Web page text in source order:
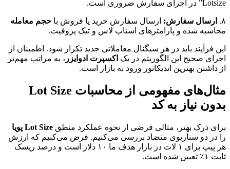
Lotsize” در اجرای سفارش ضروری است.
۸. ارسال سفارش: ارسال سفارش خرید یا فروش با حجم معامله
محاسبه شده و پارامترهای استاپ لاس و تیک پروفیت.
این فرآیند باید در هر سیگنال معاملاتی جدید تکرار شود. اطمینان از
اجرای صحیح این الگوریتم در یک اکسپرت ادوایزر ، به مراتب مهم‌تر
از داشتن بهترین اندیکاتور ورود به بازار است.
مثال‌های مفهومی از محاسبات Lot Size
بدون نیاز به کد
برای درک بهتر، مثالی فرضی از نحوه عملکرد منطق Lot Size پویا
را در دو سناریوی متضاد بررسی می‌کنیم. فرض می‌کنیم که ارزش
هر پیپ برای ۱ لات در بازار هدف ما ۱۰ دلار است و درصد ریسک
ثابت ۱٪ تعیین شده است.